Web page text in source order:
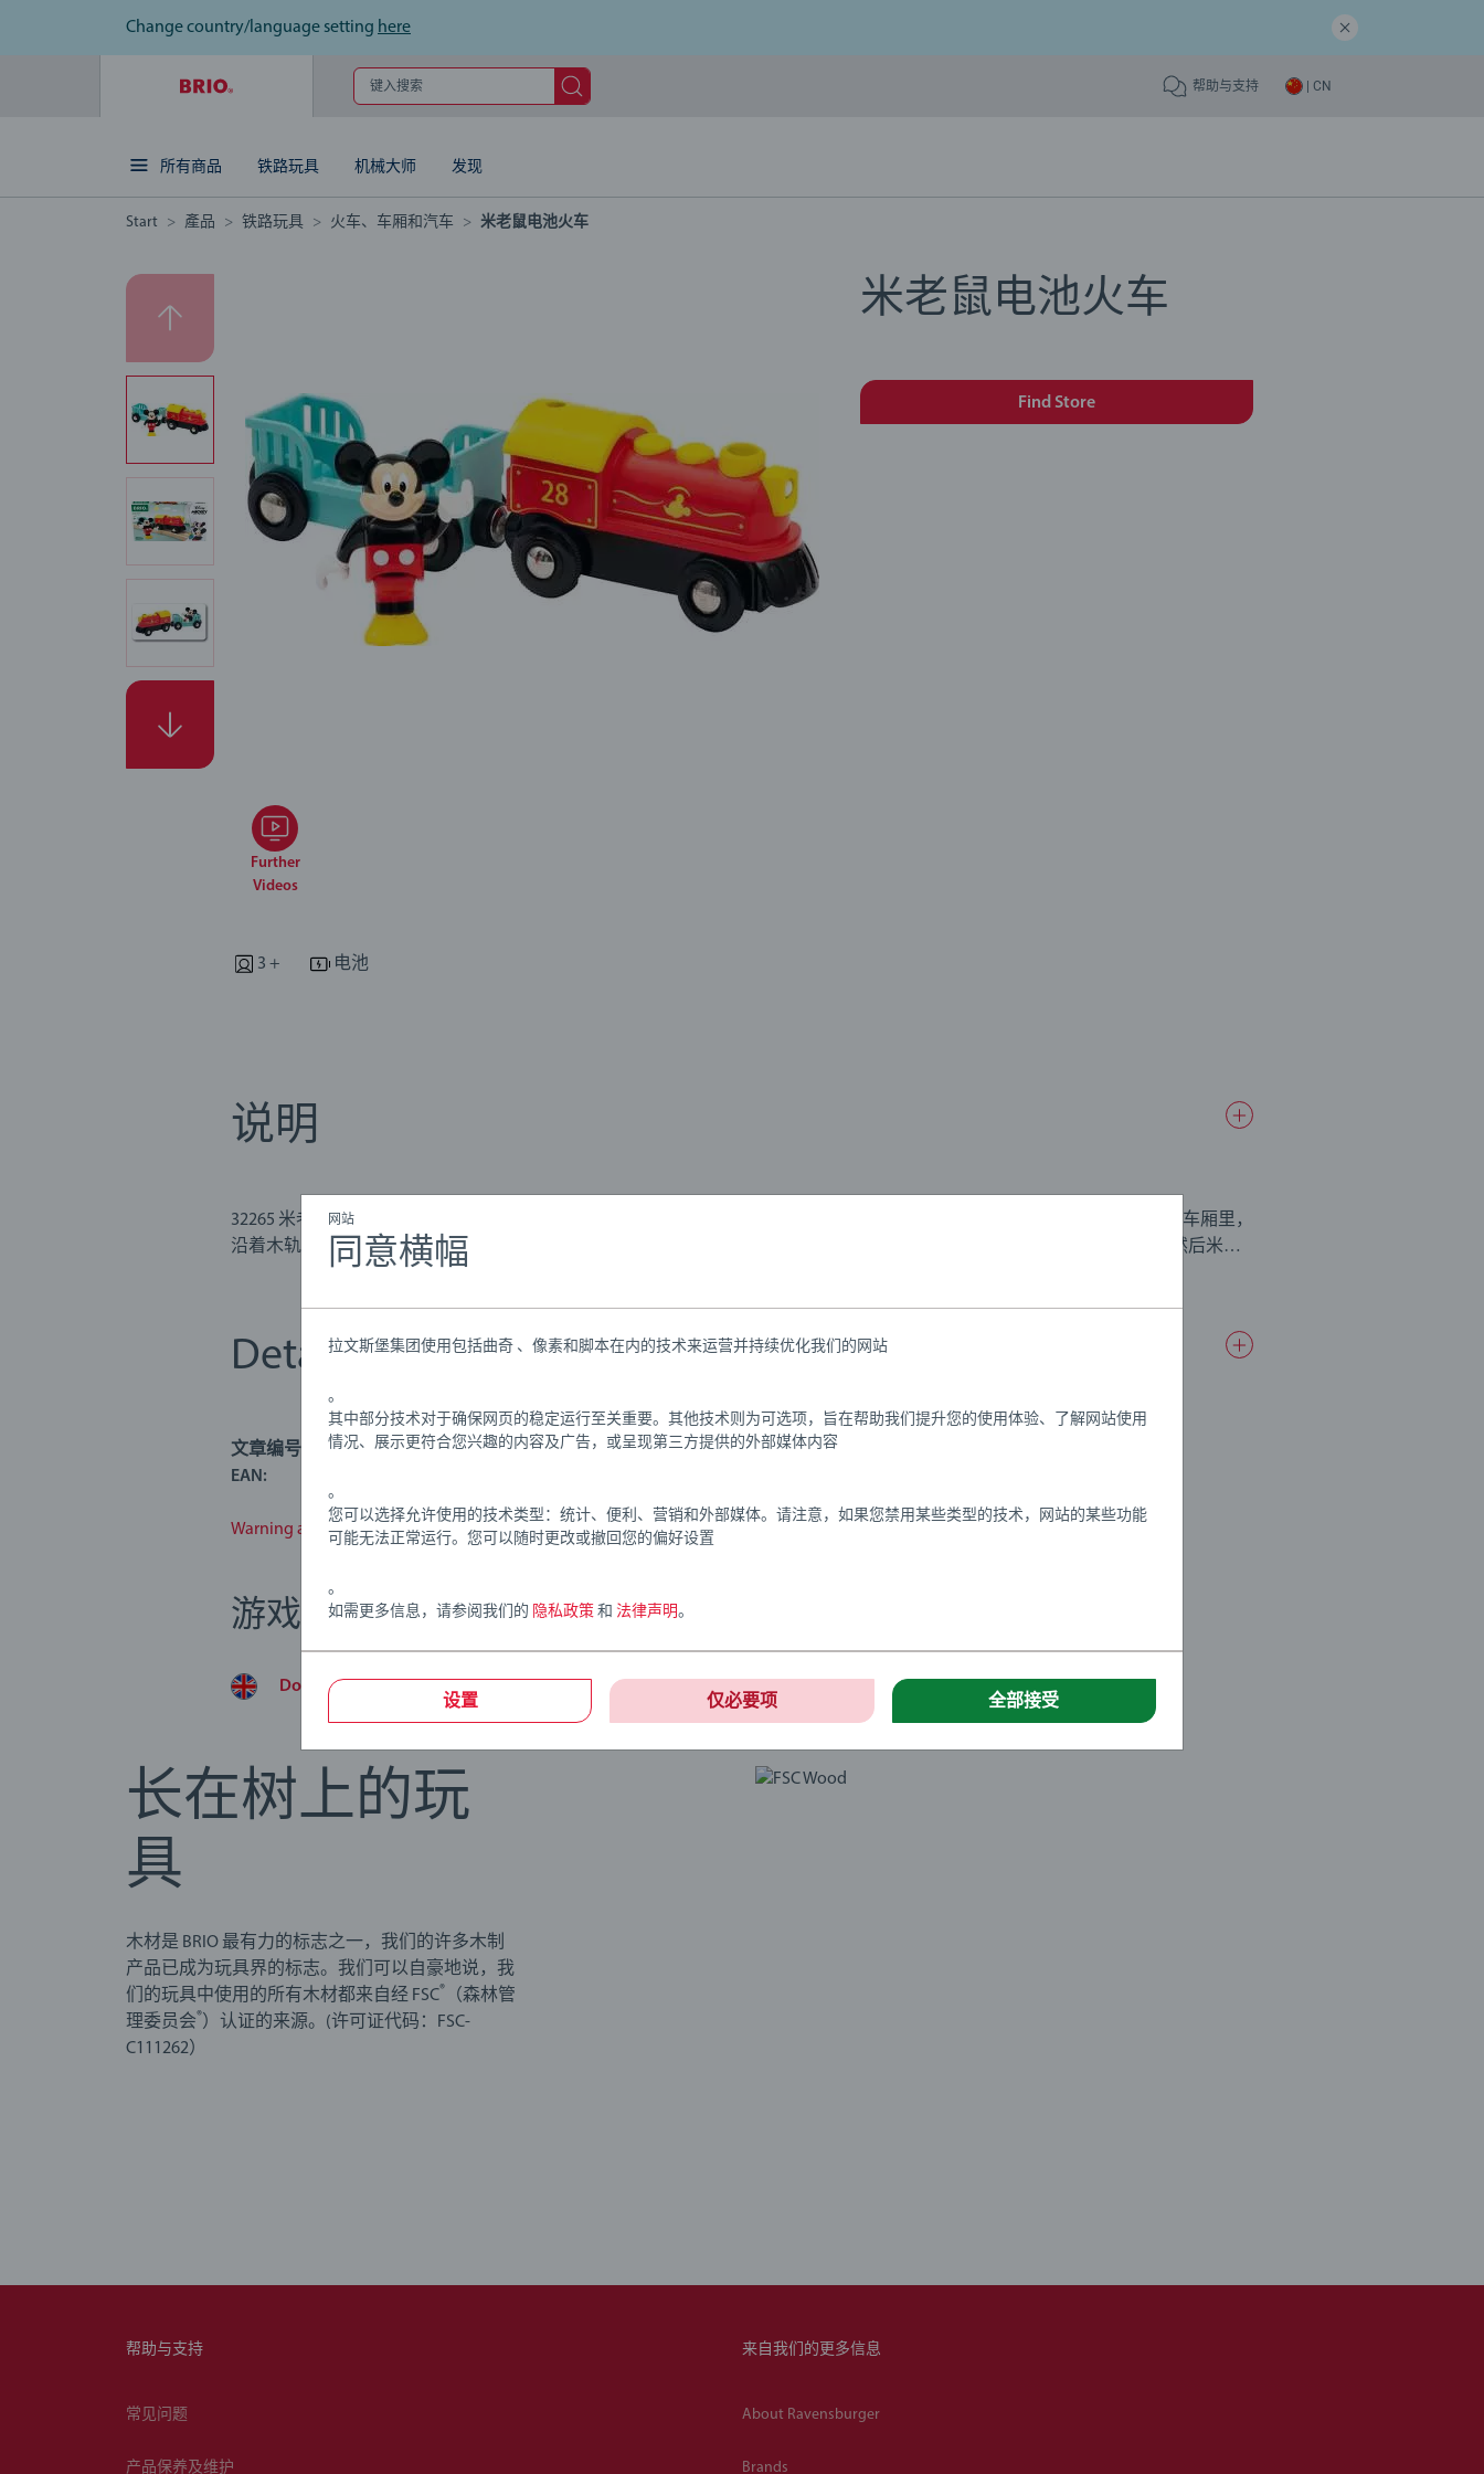
Change country/language setting here
键入搜索 帮助与支持 | CN
所有商品 铁路玩具 机械大师 发现
Start 產品 铁路玩具 火车、车厢和汽车 米老鼠电池火车
Further
Videos
3 + 电池
米老鼠电池火车
Find Store
说明
32265 米老鼠电池火车就要出发了，赶快上车啦！ 这款电动火车已经准备好，让迪斯尼里人见人爱的小伙伴舒适地坐在火车车厢里，
沿着木轨道去逛逛了。 您只需要按一下烟囱顶部，就能让火车发动起来。当你抵达终点站后，再按一下就能让火车停下，然后米老
鼠就能出来了。 这辆有趣的火车采用 BRIO 标志性的磁力连接，可与其它 BRIO 轨道车辆和货车连接到一起。
Details
文章编号:
63226500
EAN:
Warning and manufacturer information
游戏说明
Download
长在树上的玩
具
木材是 BRIO 最有力的标志之一，我们的许多木制
产品已成为玩具界的标志。我们可以自豪地说，我
们的玩具中使用的所有木材都来自经 FSC®
（森林管
理委员会®）认证的来源。(许可证代码：FSC-
C111262）
帮助与支持
常见问题
产品保养及维护
来自我们的更多信息
About Ravensburger
Brands
网站
同意横幅
拉文斯堡集团使用包括曲奇 、像素和脚本在内的技术来运营并持续优化我们的网站
。
其中部分技术对于确保网页的稳定运行至关重要。其他技术则为可选项，旨在帮助我们提升您的使用体验、了解网站使用
情况、展示更符合您兴趣的内容及广告，或呈现第三方提供的外部媒体内容
。
您可以选择允许使用的技术类型：统计、便利、营销和外部媒体。请注意，如果您禁用某些类型的技术，网站的某些功能
可能无法正常运行。您可以随时更改或撤回您的偏好设置
。
如需更多信息，请参阅我们的 隐私政策 和 法律声明。
设置 仅必要项 全部接受